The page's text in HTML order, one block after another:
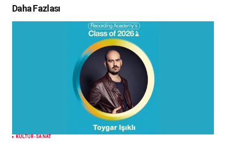
Daha Fazlası
KÜLTÜR-SANAT